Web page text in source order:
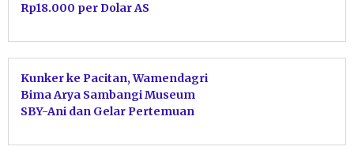
Rp18.000 per Dolar AS
Kunker ke Pacitan, Wamendagri
Bima Arya Sambangi Museum
SBY-Ani dan Gelar Pertemuan